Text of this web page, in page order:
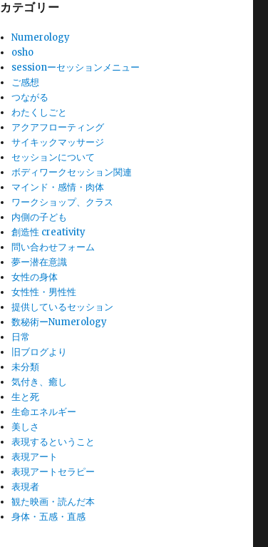
カテゴリー
Numerology
osho
sessionーセッションメニュー
ご感想
つながる
わたくしごと
アクアフローティング
サイキックマッサージ
セッションについて
ボディワークセッション関連
マインド・感情・肉体
ワークショップ、クラス
内側の子ども
創造性 creativity
問い合わせフォーム
夢ー潜在意識
女性の身体
女性性・男性性
提供しているセッション
数秘術ーNumerology
日常
旧ブログより
未分類
気付き、癒し
生と死
生命エネルギー
美しさ
表現するということ
表現アート
表現アートセラピー
表現者
観た映画・読んだ本
身体・五感・直感